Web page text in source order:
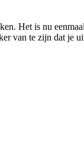
Het is nu
van te zijn dat